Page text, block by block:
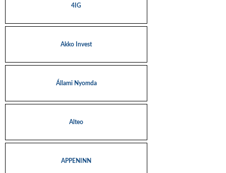
4IG
Akko Invest
Állami Nyomda
Alteo
APPENINN